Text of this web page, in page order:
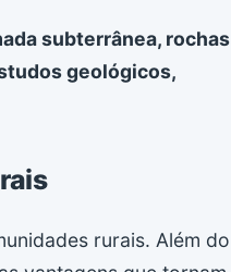
subterrânea, rochas
geológicos,
rurais. Além do